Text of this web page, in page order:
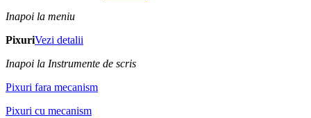
Inapoi la meniu
PixuriVezi detalii
Inapoi la Instrumente de scris
Pixuri fara mecanism
Pixuri cu mecanism